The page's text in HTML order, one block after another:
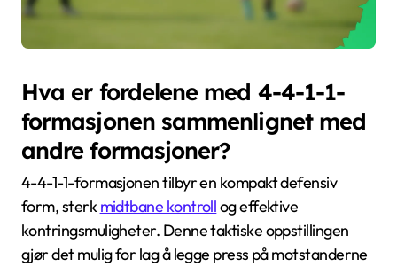
Hva er fordelene med 4-4-1-1-
formasjonen sammenlignet med
andre formasjoner?
4-4-1-1-formasjonen tilbyr en kompakt defensiv
form, sterkmidtbane kontrollog effektive
kontringsmuligheter. Denne taktiske oppstillingen
gjør det mulig for lag å legge press på motstanderne